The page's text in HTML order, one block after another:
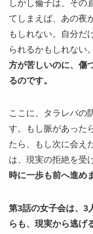
しかし倫子は、その
てしまえば、あの夜
もしれない。自分だ
られるかもしれない。
方が苦しいのに、傷
るのです。
ここに、タラレバの
す。もし脈があった
たら、もし次に会え
は、現実の拒絶を受
時に一歩も前へ進め
第3話の女子会は、3
らも、現実から逃げ